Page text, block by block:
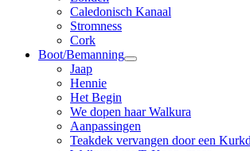
Caledonisch Kanaal
Stromness
Cork
Boot/Bemanning
Jaap
Hennie
Het Begin
We dopen haar Walkura
Aanpassingen
Teakdek vervangen door een